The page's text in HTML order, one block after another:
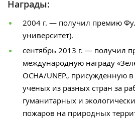
Награды:
2004 г. — получил премию
университет).
сентябрь 2013 г. — получил
международную награду
OCHA/UNEP., присужденную в
ученых из разных стран за
гуманитарных и
пожаров на природных